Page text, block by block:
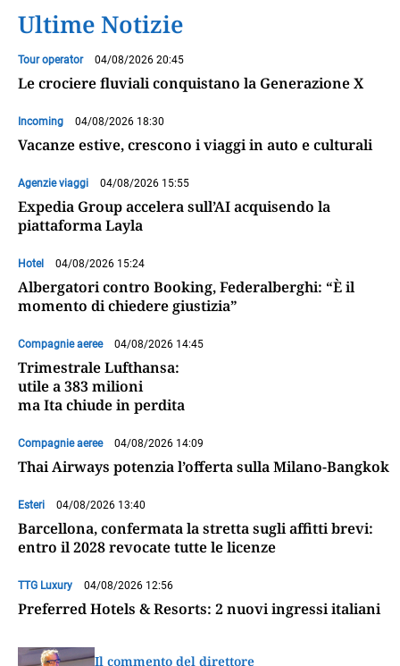
Ultime Notizie
Tour operator 04/08/2026 20:45
Le crociere fluviali conquistano la Generazione X
Incoming 04/08/2026 18:30
Vacanze estive, crescono i viaggi in auto e culturali
Agenzie viaggi 04/08/2026 15:55
Expedia Group accelera sull’AI acquisendo la
piattaforma Layla
Hotel 04/08/2026 15:24
Albergatori contro Booking, Federalberghi: “È il
momento di chiedere giustizia”
Compagnie aeree 04/08/2026 14:45
Trimestrale Lufthansa:
utile a 383 milioni
ma Ita chiude in perdita
Compagnie aeree 04/08/2026 14:09
Thai Airways potenzia l’offerta sulla Milano-Bangkok
Esteri 04/08/2026 13:40
Barcellona, confermata la stretta sugli affitti brevi:
entro il 2028 revocate tutte le licenze
TTG Luxury 04/08/2026 12:56
Preferred Hotels & Resorts: 2 nuovi ingressi italiani
Il commento del direttore